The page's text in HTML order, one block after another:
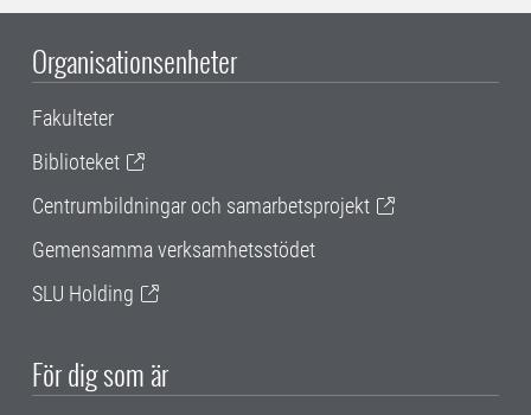
Organisationsenheter
Fakulteter
Biblioteket
Centrumbildningar och samarbetsprojekt
Gemensamma verksamhetsstödet
SLU Holding
För dig som är